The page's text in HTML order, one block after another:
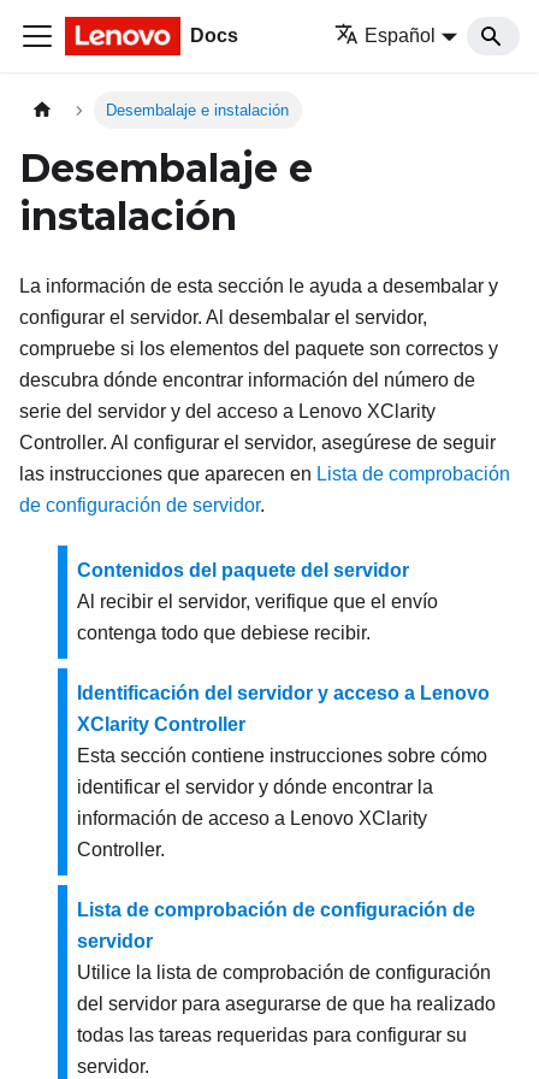
Docs Español
Desembalaje e instalación
Desembalaje e
instalación
La información de esta sección le ayuda a desembalar y
configurar el servidor. Al desembalar el servidor,
compruebe si los elementos del paquete son correctos y
descubra dónde encontrar información del número de
serie del servidor y del acceso a Lenovo XClarity
Controller. Al configurar el servidor, asegúrese de seguir
las instrucciones que aparecen en Lista de comprobación
de configuración de servidor.
Contenidos del paquete del servidor
Al recibir el servidor, verifique que el envío
contenga todo que debiese recibir.
Identificación del servidor y acceso a Lenovo
XClarity Controller
Esta sección contiene instrucciones sobre cómo
identificar el servidor y dónde encontrar la
información de acceso a Lenovo XClarity
Controller.
Lista de comprobación de configuración de
servidor
Utilice la lista de comprobación de configuración
del servidor para asegurarse de que ha realizado
todas las tareas requeridas para configurar su
servidor.